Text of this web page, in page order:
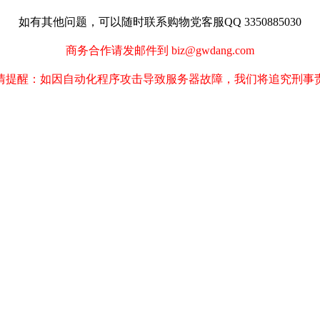
如有其他问题，可以随时联系购物党客服QQ 3350885030
商务合作请发邮件到 biz@gwdang.com
提醒：如因自动化程序攻击导致服务器故障，我们将追究刑事